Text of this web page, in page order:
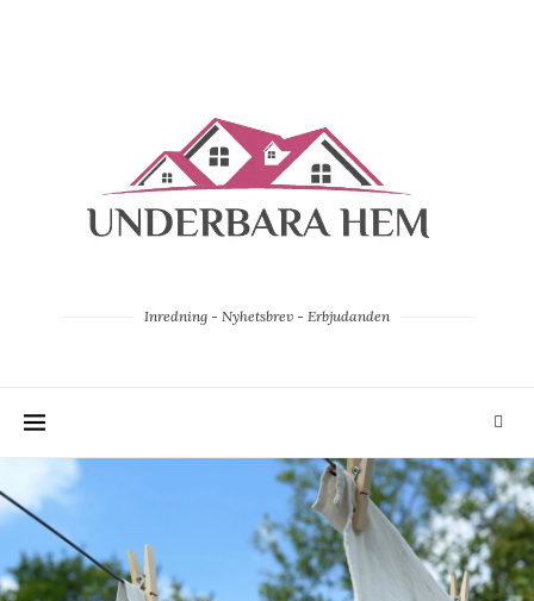
Inredning - Nyhetsbrev - Erbjudanden